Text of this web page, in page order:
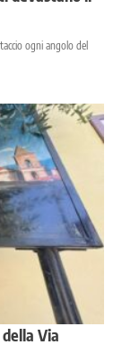
ogni angolo del
Via